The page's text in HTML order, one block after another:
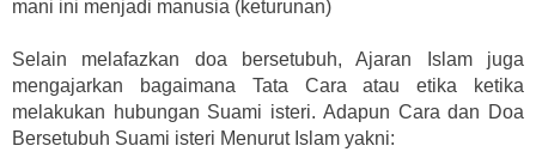
mani ini menjadi manusia (keturunan)
Selain melafazkan doa bersetubuh, Ajaran Islam juga
mengajarkan bagaimana Tata Cara atau etika ketika
melakukan hubungan Suami isteri. Adapun Cara dan Doa
Bersetubuh Suami isteri Menurut Islam yakni: